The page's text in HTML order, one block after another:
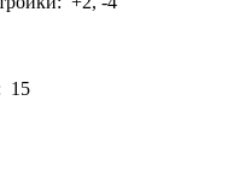
15